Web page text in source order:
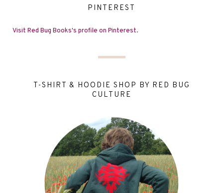
PINTEREST
Visit Red Bug Books's profile on Pinterest.
T-SHIRT & HOODIE SHOP BY RED BUG
CULTURE